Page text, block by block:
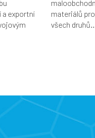
a exportní
materiálů
všech